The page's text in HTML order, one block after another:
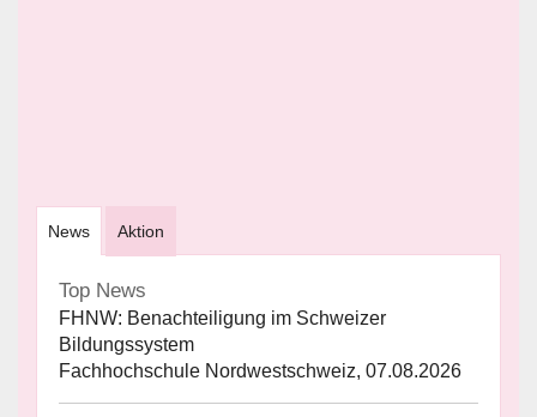
News Aktion
Top News
FHNW: Benachteiligung im Schweizer
Bildungssystem
Fachhochschule Nordwestschweiz, 07.08.2026